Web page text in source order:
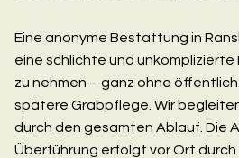
Eine anonyme Bestattung in
eine schlichte und
zu nehmen – ganz ohne
spätere Grabpflege. Wir
durch den gesamten Ablauf. Die
Überführung erfolgt vor Ort durch